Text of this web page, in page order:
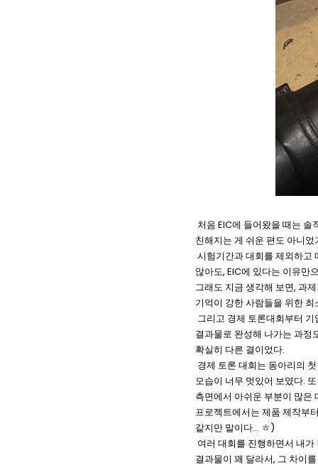
처음 EIC에 들어왔을 때는
친해지는 게 쉬운 편도 아니
시험기간과 대회를 제외하고
않아도, EIC에 있다는 이유만
그래도 지금 생각해 보면, 과
기억이 강한 사람들을 위한
그리고 경제 토론대회부터
결과물로 완성해 나가는 과정
확실히 다른 결이었다.
경제 토론 대회는 동아리의
모습이 너무 멋있어 보였다.
측면에서 아쉬운 부분이 많은
프로젝트에서는 제품 제작부
같지만 말이다... ㅎ)
여러 대회를 진행하면서 내
결과물이 꽤 달라서, 그 차이